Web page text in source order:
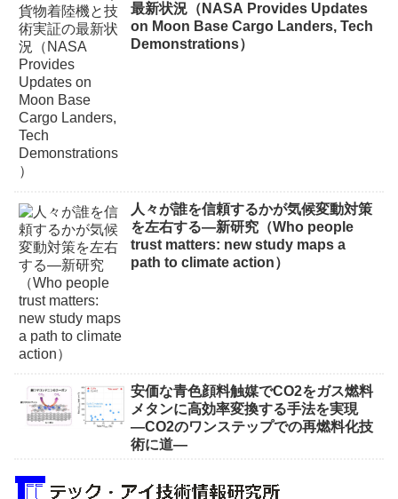
最新状況（NASA Provides Updates
on Moon Base Cargo Landers, Tech
Demonstrations）
人々が誰を信頼するかが気候変動対策
を左右する―新研究（Who people
trust matters: new study maps a
path to climate action）
安価な青色顔料触媒でCO2をガス燃料
メタンに高効率変換する手法を実現
―CO2のワンステップでの再燃料化技
術に道―